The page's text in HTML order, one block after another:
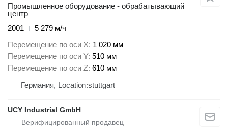
Промышленное оборудование - обрабатывающий
центр
2001
5 279 м/ч
Перемещение по оси X 1 020 мм
Перемещение по оси Y 510 мм
Перемещение по оси Z 610 мм
Германия, Location:stuttgart
UCY Industrial GmbH